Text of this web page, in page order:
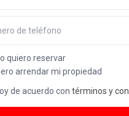
quiero reservar
arrendar mi propiedad
de acuerdo con términos y